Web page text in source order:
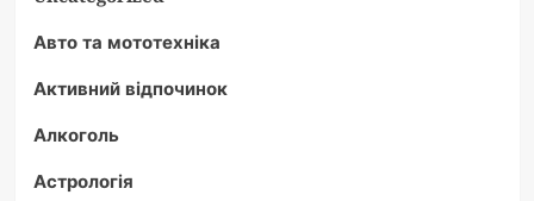
Авто та мототехніка
Активний відпочинок
Алкоголь
Астрологія